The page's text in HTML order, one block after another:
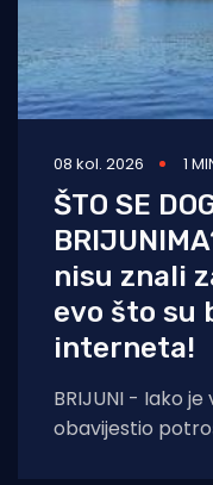
08 kol. 2026 1
ŠTO SE
nisu znali
evo što su
interneta!
BRIJUNI - Iako
obavijestio